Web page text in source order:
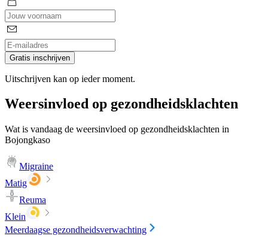
Gratis inschrijven
Uitschrijven kan op ieder moment.
Weersinvloed op gezondheidsklachten
Wat is vandaag de weersinvloed op gezondheidsklachten in
Bojongkaso
Migraine
Matig
Reuma
Klein
Meerdaagse gezondheidsverwachting